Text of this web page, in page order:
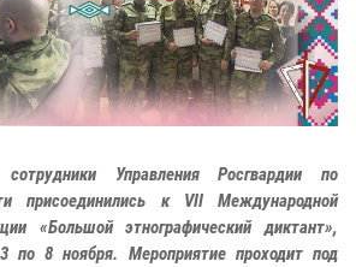
Управления Росгвардии по
присоединились к VII Международной
«Большой этнографический диктант»,
по 8 ноября. Мероприятие проходит под